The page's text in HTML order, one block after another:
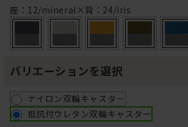
座：12/mineral×背：24/iris
バリエーションを選択
ナイロン双輪キャスター
抵抗付ウレタン双輪キャスター